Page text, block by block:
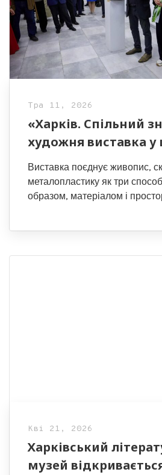
Тра 11, 2026
«Харків. Спільний
художня виставка у
Виставка поєднує живопис,
металопластику як три
образом, матеріалом і
Кві 21, 2026
Харківський
музей